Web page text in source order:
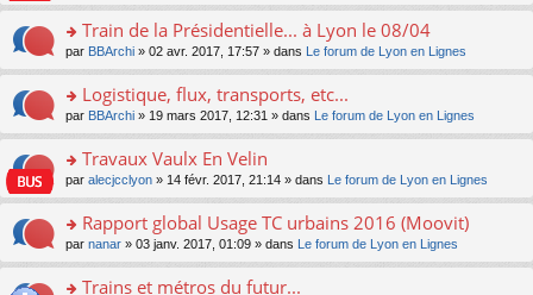
nt
u
ré
c
e
nt
le
pl
u
ré
c
e
nt
e
n
n
le
pl
u
ré
c
e
nt
a
g
e
n
n
le
pl
u
ré
c
e
nt
le
m
e
a
g
e
n
n
le
pl
u
n
ult
er
le
m
e
a
g
e
n
n
le
o
n
ult
er
le
m
e
a
g
e
n
Train de la Présidentielle... à Lyon le 08/04
par BBArchi » 02 avr. 2017, 17:57 » dans Le forum de Lyon en Lignes
o
n
ult
er
le
m
e
Logistique, flux, transports, etc...
par BBArchi » 19 mars 2017, 12:31 » dans Le forum de Lyon en Lignes
o
n
ult
er
le
m
Travaux Vaulx En Velin
par alecjcclyon » 14 févr. 2017, 21:14 » dans Le forum de Lyon en Lignes
o
n
Rapport global Usage TC urbains 2016 (Moovit)
par nanar » 03 janv. 2017, 01:09 » dans Le forum de Lyon en Lignes
Trains et métros du futur...